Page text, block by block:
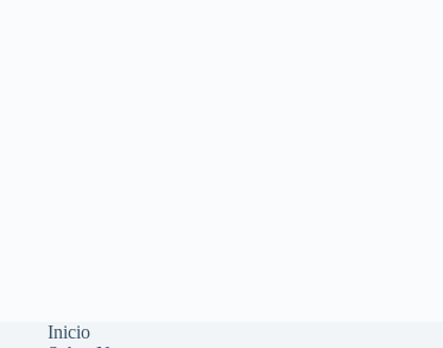
Inicio